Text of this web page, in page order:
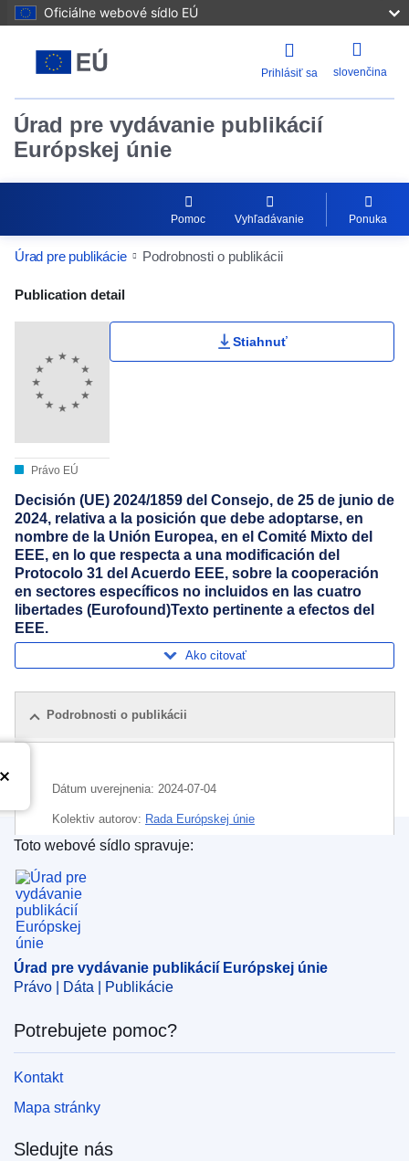
Oficiálne webové sídlo EÚ
Prihlásiť sa slovenčina
Úrad pre vydávanie publikácií
Európskej únie
Pomoc Vyhľadávanie Ponuka
Úrad pre publikácie Podrobnosti o publikácii
Publication Detail Actions Portlet
Publication detail
Právo EÚ
Stiahnuť
Decisión (UE) 2024/1859 del Consejo, de 25 de junio de
2024, relativa a la posición que debe adoptarse, en
nombre de la Unión Europea, en el Comité Mixto del
EEE, en lo que respecta a una modificación del
Protocolo 31 del Acuerdo EEE, sobre la cooperación
en sectores específicos no incluidos en las cuatro
libertades (Eurofound)Texto pertinente a efectos del
EEE.
Ako citovať
Podrobnosti o publikácii
Dátum uverejnenia: 2024-07-04
Kolektiv autorov: Rada Európskej únie
protokol k dohode
,činnosť orgánov
CELEX : 32024D1859
ELI :dec/2024/1859/oj
OJ : L_202401859
IMMC : ST 10132 2024 INIT
Úrad pre vydávanie publikácií Európskej únie
Toto webové sídlo spravuje:
Úrad pre vydávanie publikácií Európskej únie
Právo | Dáta | Publikácie
Potrebujete pomoc?
Kontakt
Mapa stránky
Sledujte nás